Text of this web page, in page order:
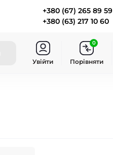
+380 (67) 265 89 59
+380 (63) 217 10 60
Увійти Порівняти
0